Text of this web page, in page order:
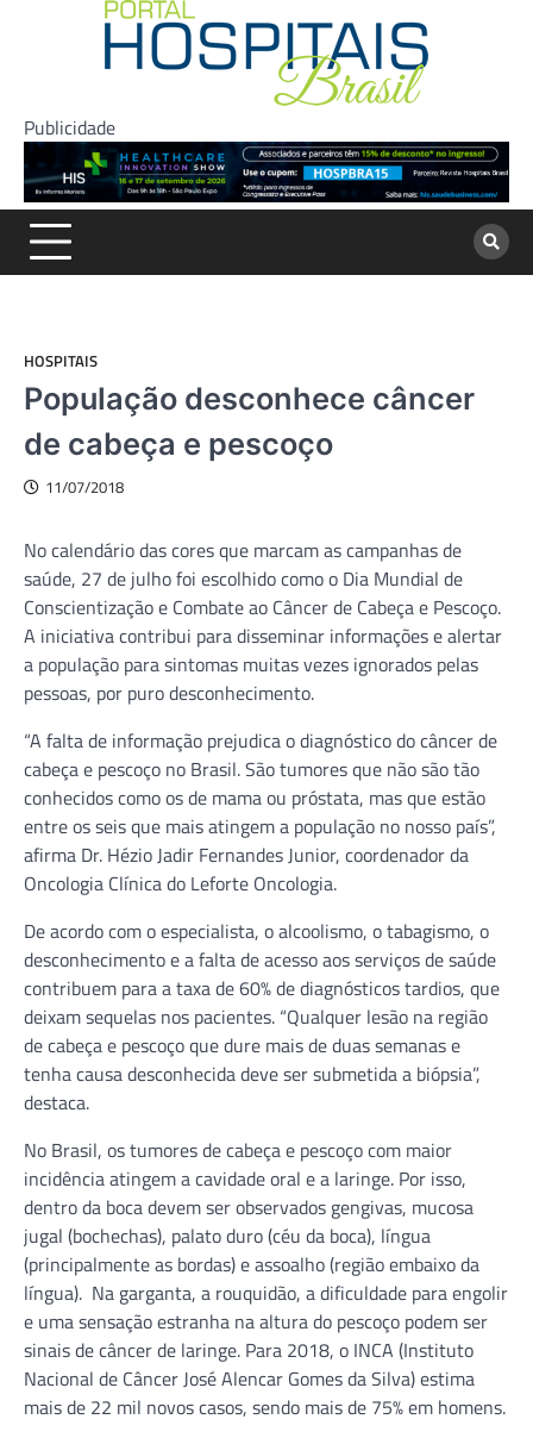
Publicidade
HOSPITAIS
População desconhece câncer
de cabeça e pescoço
11/07/2018
No calendário das cores que marcam as campanhas de
saúde, 27 de julho foi escolhido como o Dia Mundial de
Conscientização e Combate ao Câncer de Cabeça e Pescoço.
A iniciativa contribui para disseminar informações e alertar
a população para sintomas muitas vezes ignorados pelas
pessoas, por puro desconhecimento.
“A falta de informação prejudica o diagnóstico do câncer de
cabeça e pescoço no Brasil. São tumores que não são tão
conhecidos como os de mama ou próstata, mas que estão
entre os seis que mais atingem a população no nosso país”,
afirma Dr. Hézio Jadir Fernandes Junior, coordenador da
Oncologia Clínica do Leforte Oncologia.
De acordo com o especialista, o alcoolismo, o tabagismo, o
desconhecimento e a falta de acesso aos serviços de saúde
contribuem para a taxa de 60% de diagnósticos tardios, que
deixam sequelas nos pacientes. “Qualquer lesão na região
de cabeça e pescoço que dure mais de duas semanas e
tenha causa desconhecida deve ser submetida a biópsia”,
destaca.
No Brasil, os tumores de cabeça e pescoço com maior
incidência atingem a cavidade oral e a laringe. Por isso,
dentro da boca devem ser observados gengivas, mucosa
jugal (bochechas), palato duro (céu da boca), língua
(principalmente as bordas) e assoalho (região embaixo da
língua). Na garganta, a rouquidão, a dificuldade para engolir
e uma sensação estranha na altura do pescoço podem ser
sinais de câncer de laringe. Para 2018, o INCA (Instituto
Nacional de Câncer José Alencar Gomes da Silva) estima
mais de 22 mil novos casos, sendo mais de 75% em homens.